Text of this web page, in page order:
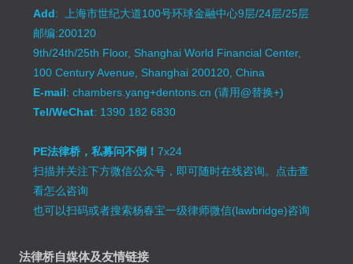
Add: 上海市世纪大道100号环球金融中心9层/24层/25层
邮编:200120
9th/24th/25th Floor, Shanghai World Financial Center,
100 Century Avenue, Shanghai 200120, China
E-mail: chambers.yang+dentons.cn (请用@替换+)
Tel/WeChat: 1390 182 6830
PE法律桥，私募问不倒！7x24
扫描并关注下方微信公众号，即可随时在线咨询。 点击查
看怎么咨询
也可以扫码或者搜索杨春宝一级律师微信(lawbridge)咨询
法律桥自媒体及友情链接